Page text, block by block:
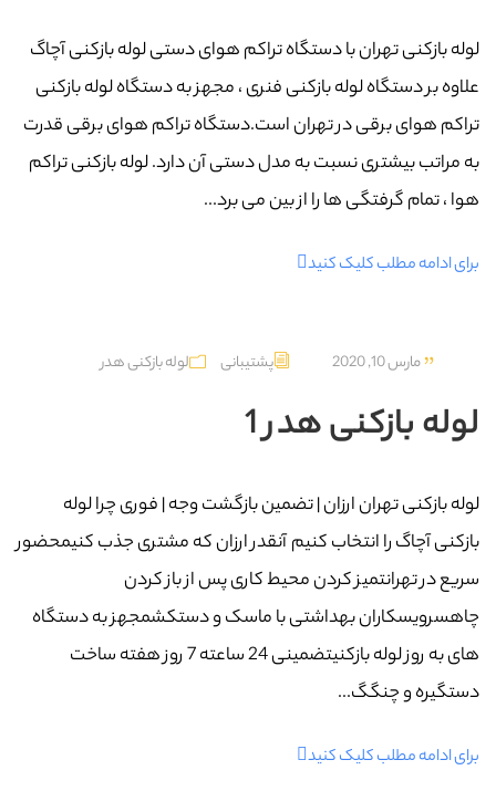
لوله بازکنی تهران با دستگاه تراکم هوای دستی لوله بازکنی آچاگ
علاوه بر دستگاه لوله بازکنی فنری ، مجهز به دستگاه لوله بازکنی
تراکم هوای برقی در تهران است.دستگاه تراکم هوای برقی قدرت
به مراتب بیشتری نسبت به مدل دستی آن دارد. لوله بازکنی تراکم
هوا ، تمام گرفتگی ها را از بین می برد...
برای ادامه مطلب کلیک کنید
مارس 10, 2020 پشتیبانی لوله بازکنی هدر
لوله بازکنی هدر 1
لوله بازکنی تهران ارزان | تضمین بازگشت وجه | فوری چرا لوله
بازکنی آچاگ را انتخاب کنیم آنقدر ارزان که مشتری جذب کنیمحضور
سریع در تهرانتمیز کردن محیط کاری پس از باز کردن
چاهسرویسکاران بهداشتی با ماسک و دستکشمجهز به دستگاه
های به روز لوله بازکنیتضمینی 24 ساعته 7 روز هفته ساخت
دستگیره و چنگگ...
برای ادامه مطلب کلیک کنید